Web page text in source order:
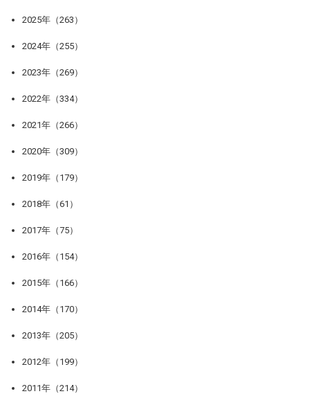
2025年（263）
2024年（255）
2023年（269）
2022年（334）
2021年（266）
2020年（309）
2019年（179）
2018年（61）
2017年（75）
2016年（154）
2015年（166）
2014年（170）
2013年（205）
2012年（199）
2011年（214）